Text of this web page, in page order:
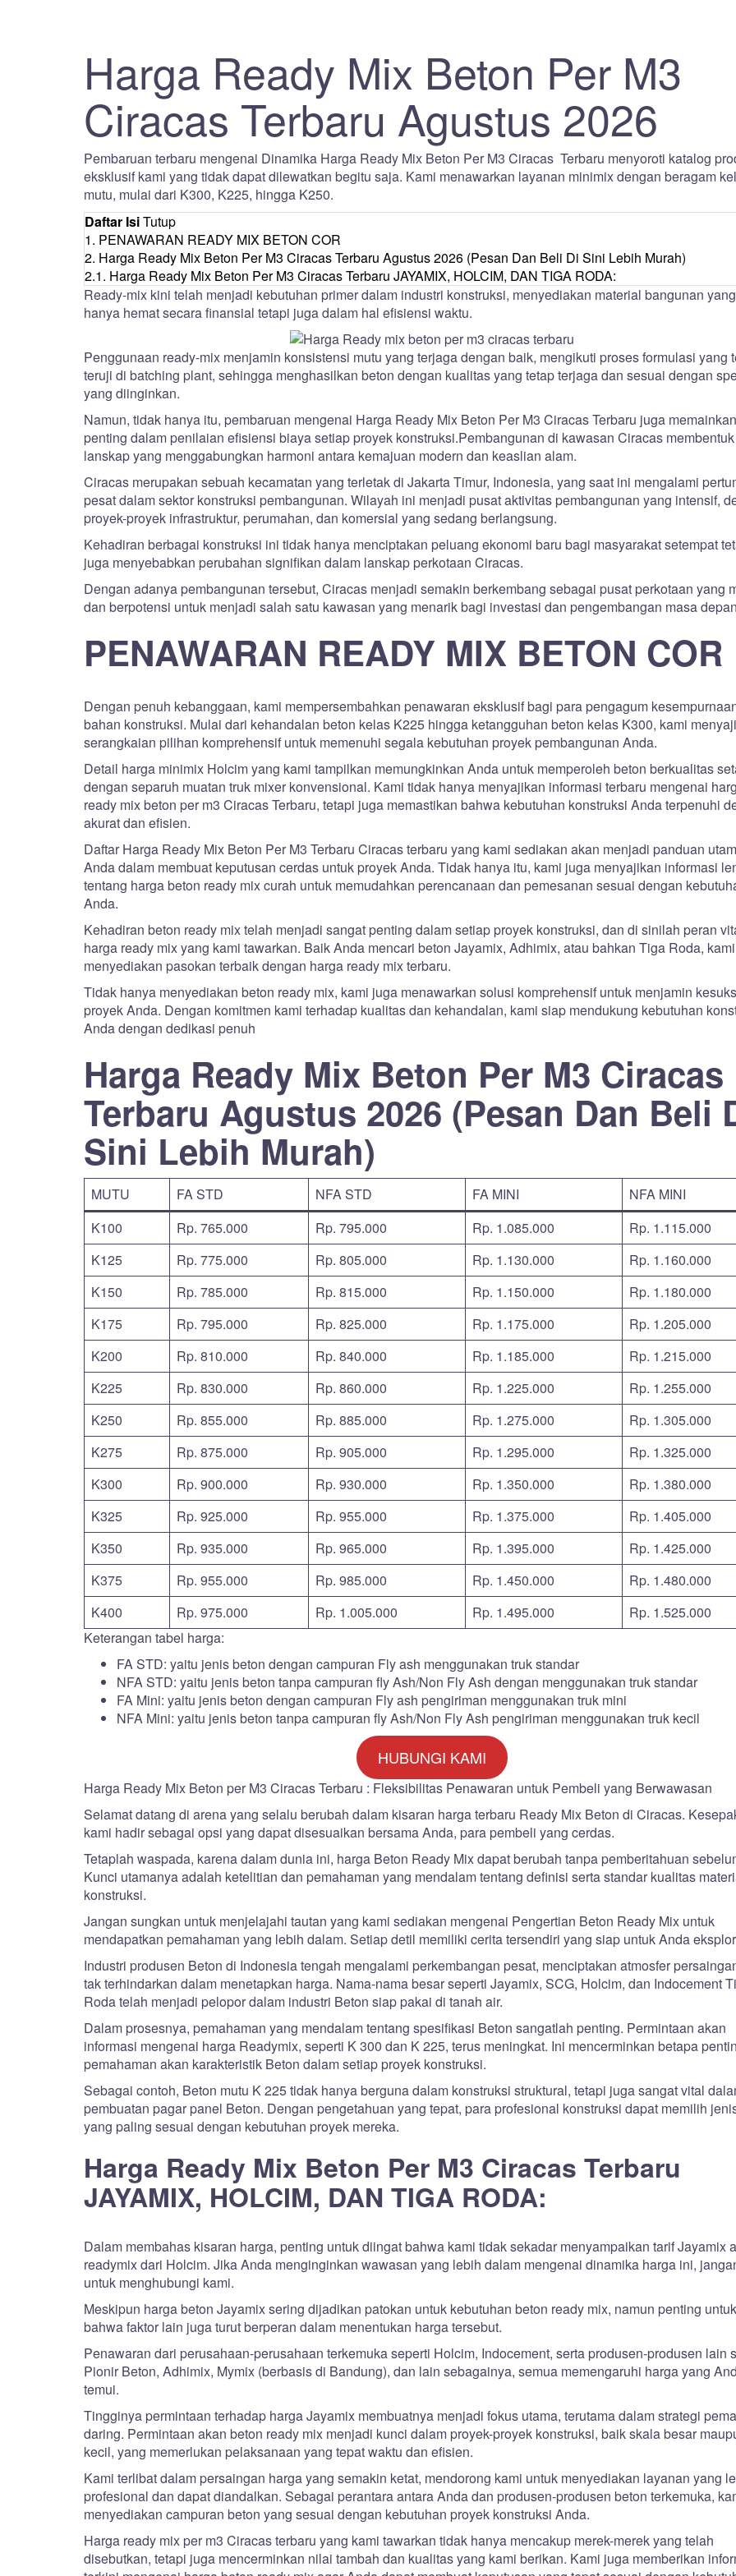
Harga Ready Mix Beton Per M3
Ciracas Terbaru Agustus 2026
Pembaruan terbaru mengenai Dinamika Harga Ready Mix Beton Per M3 Ciracas Terbaru menyoroti katalog
eksklusif kami yang tidak dapat dilewatkan begitu saja. Kami menawarkan layanan minimix dengan beragam
mutu, mulai dari K300, K225, hingga K250.
Daftar IsiTutup
1. PENAWARAN READY MIX BETON COR
2. Harga Ready Mix Beton Per M3 Ciracas Terbaru Agustus 2026 (Pesan Dan Beli Di Sini Lebih Murah)
2.1. Harga Ready Mix Beton Per M3 Ciracas Terbaru JAYAMIX, HOLCIM, DAN TIGA RODA:
Ready-mix kini telah menjadi kebutuhan primer dalam industri konstruksi, menyediakan material bangunan
hanya hemat secara finansial tetapi juga dalam hal efisiensi waktu.
Penggunaan ready-mix menjamin konsistensi mutu yang terjaga dengan baik, mengikuti proses formulasi yang
teruji di batching plant, sehingga menghasilkan beton dengan kualitas yang tetap terjaga dan sesuai dengan
yang diinginkan.
Namun, tidak hanya itu, pembaruan mengenai Harga Ready Mix Beton Per M3 Ciracas Terbaru juga
penting dalam penilaian efisiensi biaya setiap proyek konstruksi.Pembangunan di kawasan Ciracas membentuk
lanskap yang menggabungkan harmoni antara kemajuan modern dan keaslian alam.
Ciracas merupakan sebuah kecamatan yang terletak di Jakarta Timur, Indonesia, yang saat ini mengalami
pesat dalam sektor konstruksi pembangunan. Wilayah ini menjadi pusat aktivitas pembangunan yang intensif,
proyek-proyek infrastruktur, perumahan, dan komersial yang sedang berlangsung.
Kehadiran berbagai konstruksi ini tidak hanya menciptakan peluang ekonomi baru bagi masyarakat setempat
juga menyebabkan perubahan signifikan dalam lanskap perkotaan Ciracas.
Dengan adanya pembangunan tersebut, Ciracas menjadi semakin berkembang sebagai pusat perkotaan yang
dan berpotensi untuk menjadi salah satu kawasan yang menarik bagi investasi dan pengembangan masa
PENAWARAN READY MIX BETON COR
Dengan penuh kebanggaan, kami mempersembahkan penawaran eksklusif bagi para pengagum
bahan konstruksi. Mulai dari kehandalan beton kelas K225 hingga ketangguhan beton kelas K300, kami
serangkaian pilihan komprehensif untuk memenuhi segala kebutuhan proyek pembangunan Anda.
Detail harga minimix Holcim yang kami tampilkan memungkinkan Anda untuk memperoleh beton berkualitas
dengan separuh muatan truk mixer konvensional. Kami tidak hanya menyajikan informasi terbaru mengenai
ready mix beton per m3 Ciracas Terbaru, tetapi juga memastikan bahwa kebutuhan konstruksi Anda terpenuhi
akurat dan efisien.
Daftar Harga Ready Mix Beton Per M3 Terbaru Ciracas terbaru yang kami sediakan akan menjadi panduan
Anda dalam membuat keputusan cerdas untuk proyek Anda. Tidak hanya itu, kami juga menyajikan informasi
tentang harga beton ready mix curah untuk memudahkan perencanaan dan pemesanan sesuai dengan
Anda.
Kehadiran beton ready mix telah menjadi sangat penting dalam setiap proyek konstruksi, dan di sinilah peran
harga ready mix yang kami tawarkan. Baik Anda mencari beton Jayamix, Adhimix, atau bahkan Tiga Roda,
menyediakan pasokan terbaik dengan harga ready mix terbaru.
Tidak hanya menyediakan beton ready mix, kami juga menawarkan solusi komprehensif untuk menjamin
proyek Anda. Dengan komitmen kami terhadap kualitas dan kehandalan, kami siap mendukung kebutuhan
Anda dengan dedikasi penuh
Harga Ready Mix Beton Per M3 Ciracas
Terbaru Agustus 2026 (Pesan Dan Beli
Sini Lebih Murah)
MUTU FA STD NFA STD FA MINI
NFA MINI
K100
Rp. 765.000 Rp. 795.000 Rp. 1.085.000
Rp. 1.115.000
K125
Rp. 775.000 Rp. 805.000 Rp. 1.130.000
Rp. 1.160.000
K150
Rp. 785.000 Rp. 815.000 Rp. 1.150.000
Rp. 1.180.000
K175
Rp. 795.000 Rp. 825.000 Rp. 1.175.000
Rp. 1.205.000
K200
Rp. 810.000 Rp. 840.000 Rp. 1.185.000
Rp. 1.215.000
K225
Rp. 830.000 Rp. 860.000 Rp. 1.225.000
Rp. 1.255.000
K250
Rp. 855.000 Rp. 885.000 Rp. 1.275.000
Rp. 1.305.000
K275
Rp. 875.000 Rp. 905.000 Rp. 1.295.000
Rp. 1.325.000
K300
Rp. 900.000 Rp. 930.000 Rp. 1.350.000
Rp. 1.380.000
K325
Rp. 925.000 Rp. 955.000 Rp. 1.375.000
Rp. 1.405.000
K350
Rp. 935.000 Rp. 965.000 Rp. 1.395.000
Rp. 1.425.000
K375
Rp. 955.000 Rp. 985.000 Rp. 1.450.000
Rp. 1.480.000
K400
Rp. 975.000 Rp. 1.005.000 Rp. 1.495.000
Rp. 1.525.000
Keterangan tabel harga:
FA STD: yaitu jenis beton dengan campuran Fly ash menggunakan truk standar
NFA STD: yaitu jenis beton tanpa campuran fly Ash/Non Fly Ash dengan menggunakan truk standar
FA Mini: yaitu jenis beton dengan campuran Fly ash pengiriman menggunakan truk mini
NFA Mini: yaitu jenis beton tanpa campuran fly Ash/Non Fly Ash pengiriman menggunakan truk kecil
HUBUNGI KAMI
Harga Ready Mix Beton per M3 Ciracas Terbaru : Fleksibilitas Penawaran untuk Pembeli yang Berwawasan
Selamat datang di arena yang selalu berubah dalam kisaran harga terbaru Ready Mix Beton di Ciracas.
kami hadir sebagai opsi yang dapat disesuaikan bersama Anda, para pembeli yang cerdas.
Tetaplah waspada, karena dalam dunia ini, harga Beton Ready Mix dapat berubah tanpa pemberitahuan
Kunci utamanya adalah ketelitian dan pemahaman yang mendalam tentang definisi serta standar kualitas
konstruksi.
Jangan sungkan untuk menjelajahi tautan yang kami sediakan mengenai Pengertian Beton Ready Mix untuk
mendapatkan pemahaman yang lebih dalam. Setiap detil memiliki cerita tersendiri yang siap untuk Anda
Industri produsen Beton di Indonesia tengah mengalami perkembangan pesat, menciptakan atmosfer
tak terhindarkan dalam menetapkan harga. Nama-nama besar seperti Jayamix, SCG, Holcim, dan Indocement
Roda telah menjadi pelopor dalam industri Beton siap pakai di tanah air.
Dalam prosesnya, pemahaman yang mendalam tentang spesifikasi Beton sangatlah penting. Permintaan akan
informasi mengenai harga Readymix, seperti K 300 dan K 225, terus meningkat. Ini mencerminkan betapa
pemahaman akan karakteristik Beton dalam setiap proyek konstruksi.
Sebagai contoh, Beton mutu K 225 tidak hanya berguna dalam konstruksi struktural, tetapi juga sangat vital
pembuatan pagar panel Beton. Dengan pengetahuan yang tepat, para profesional konstruksi dapat memilih
yang paling sesuai dengan kebutuhan proyek mereka.
Harga Ready Mix Beton Per M3 Ciracas Terbaru
JAYAMIX, HOLCIM, DAN TIGA RODA:
Dalam membahas kisaran harga, penting untuk diingat bahwa kami tidak sekadar menyampaikan tarif Jayamix
readymix dari Holcim. Jika Anda menginginkan wawasan yang lebih dalam mengenai dinamika harga ini,
untuk menghubungi kami.
Meskipun harga beton Jayamix sering dijadikan patokan untuk kebutuhan beton ready mix, namun penting
bahwa faktor lain juga turut berperan dalam menentukan harga tersebut.
Penawaran dari perusahaan-perusahaan terkemuka seperti Holcim, Indocement, serta produsen-produsen lain
Pionir Beton, Adhimix, Mymix (berbasis di Bandung), dan lain sebagainya, semua memengaruhi harga yang
temui.
Tingginya permintaan terhadap harga Jayamix membuatnya menjadi fokus utama, terutama dalam strategi
daring. Permintaan akan beton ready mix menjadi kunci dalam proyek-proyek konstruksi, baik skala besar
kecil, yang memerlukan pelaksanaan yang tepat waktu dan efisien.
Kami terlibat dalam persaingan harga yang semakin ketat, mendorong kami untuk menyediakan layanan yang
profesional dan dapat diandalkan. Sebagai perantara antara Anda dan produsen-produsen beton terkemuka,
menyediakan campuran beton yang sesuai dengan kebutuhan proyek konstruksi Anda.
Harga ready mix per m3 Ciracas terbaru yang kami tawarkan tidak hanya mencakup merek-merek yang telah
disebutkan, tetapi juga mencerminkan nilai tambah dan kualitas yang kami berikan. Kami juga memberikan